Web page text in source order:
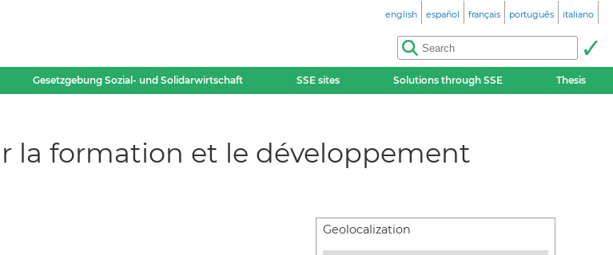
english español français português italiano
Gesetzgebung Sozial- und Solidarwirtschaft SSE sites Solutions through SSE Thesis
la formation et le développement
Geolocalization